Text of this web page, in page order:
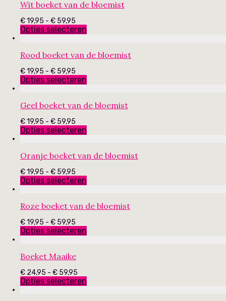
Wit boeket van de bloemist
€19,95 - € 59,95
€ 19,95
tot
Opties selecteren
Rood boeket van de bloemist
€19,95 - € 59,95
€ 19,95
tot
Opties selecteren
Geel boeket van de bloemist
€19,95 - € 59,95
€ 19,95
tot
Opties selecteren
Oranje boeket van de bloemist
€19,95 - € 59,95
€ 19,95
tot
Opties selecteren
Roze boeket van de bloemist
€19,95 - € 59,95
€ 19,95
tot
Opties selecteren
Boeket Maaike
€ 24,95 - € 59,95
€ 24,95
tot
Opties selecteren